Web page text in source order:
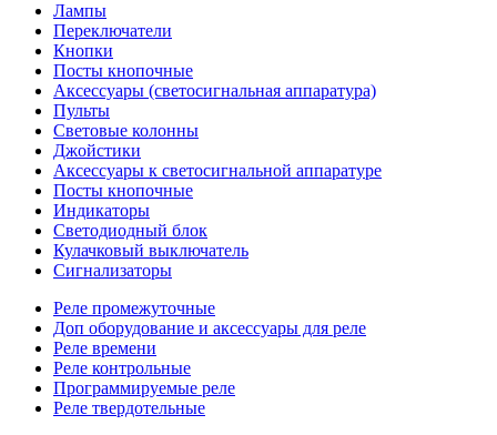
Лампы
Переключатели
Кнопки
Посты кнопочные
Аксессуары (светосигнальная аппаратура)
Пульты
Световые колонны
Джойстики
Аксессуары к светосигнальной аппаратуре
Посты кнопочные
Индикаторы
Светодиодный блок
Кулачковый выключатель
Сигнализаторы
Реле промежуточные
Доп оборудование и аксессуары для реле
Реле времени
Реле контрольные
Программируемые реле
Реле твердотельные